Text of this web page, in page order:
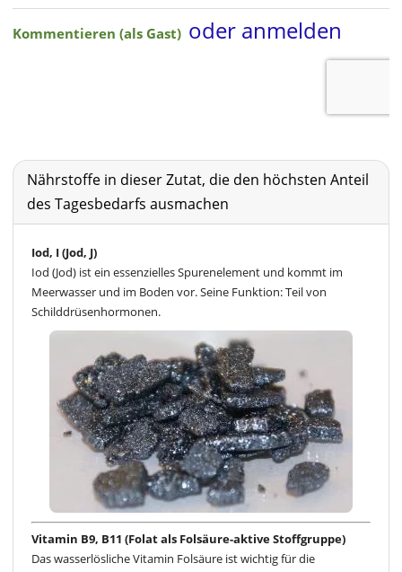
Nährstoffe in dieser Zutat, die den höchsten Anteil
des Tagesbedarfs ausmachen
Iod, I (Jod, J)
Iod (Jod) ist ein essenzielles Spurenelement und kommt im
Meerwasser und im Boden vor. Seine Funktion: Teil von
Schilddrüsenhormonen.
Vitamin B9, B11 (Folat als Folsäure-aktive Stoffgruppe)
Das wasserlösliche Vitamin Folsäure ist wichtig für die